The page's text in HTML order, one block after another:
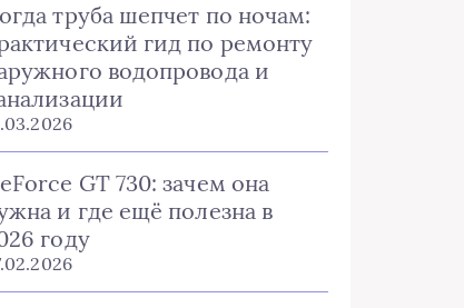
труба шепчет по ночам:
гид по ремонту
водопровода и
GT 730: зачем она
и где ещё полезна в
году